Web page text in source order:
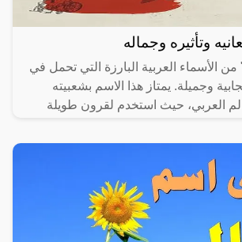
وتأثيره وجماله
الأسماء العربية البارزة التي تحمل في
وجميلة. يمتاز هذا الاسم بشعبيته
العربي، حيث استخدم لقرون طويلة